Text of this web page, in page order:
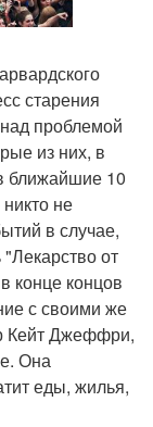
старения
проблемой
из них, в
ближайшие 10
не
в случае,
от
конце концов
с своими же
Кейт Джеффри,
Она
еды, жилья,